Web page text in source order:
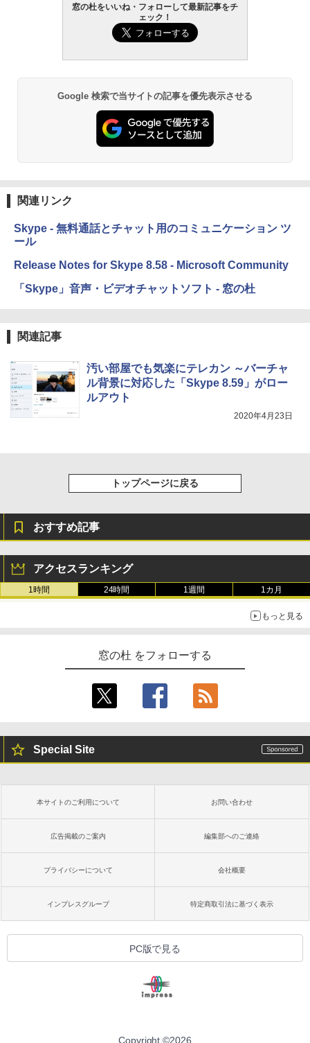
AIイラスト表現辞典: 思い通りの絵を引き
出す プロンプトの言葉 AI画像生成シリー
ズ (はぴーイラストLabo)
ClaudeCode いちばんやさしい 教科書:
方 マニュアル AI副業にもコンテンツ作成
にもKindle出版にも！ 非エンジニアのた
めのAIコーディング入門シリーズ
FM TOWNS ハイパー・カタログ: 本体ハ
Amazon Kindle - 目に優しい、かさばら
ない、大きな画面で読みやすい、6週間持
続バッテリー、6インチディスプレイ電子
￥16,980
Kindle Paperwhite シグニチャーエディ
ション (32GB) 7インチディスプレイ、明
イ、色調調節ライト、最大8週間持続バッ
テリー、広告無し、ブラック (2025年発
売)
11インチカラーディスプレイ、64GBスト
レージ、ノート機能搭載、明るさ自動調
整、色調調節ライト、プレミアムペン付
き、グラファイト
窓の杜をいいね・フォローして最新記事をチ
ェック！
Google 検索で当サイトの記事を優先表示させる
関連リンク
Skype - 無料通話とチャット用のコミュニケーション ツ
ール
Release Notes for Skype 8.58 - Microsoft Community
「Skype」音声・ビデオチャットソフト - 窓の杜
関連記事
汚い部屋でも気楽にテレカン ～バーチャ
ル背景に対応した「Skype 8.59」がロー
ルアウト
2020年4月23日
トップページに戻る
おすすめ記事
アクセスランキング
1時間 24時間 1週間 1カ月
もっと見る
窓の杜 をフォローする
Special Site
本サイトのご利用について お問い合わせ
広告掲載のご案内 編集部へのご連絡
プライバシーについて 会社概要
インプレスグループ 特定商取引法に基づく表示
PC版で見る
Copyright ©2026